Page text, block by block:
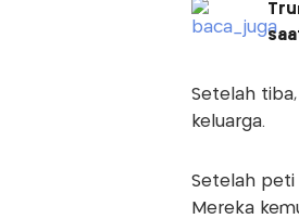
Setelah
keluarga.
Setelah peti
Mereka